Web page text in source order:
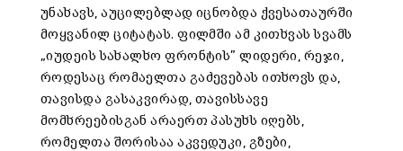
უნახავს, აუცილებლად იცნობდა ქვესათაურში
მოყვანილ ციტატას. ფილმში ამ კითხვას სვამს
„იუდეის სახალხო ფრონტის” ლიდერი, რეჯი,
როდესაც რომაელთა გაძევებას ითხოვს და,
თავისდა გასაკვირად, თავისსავე
მომხრეებისგან არაერთ პასუხს იღებს,
რომელთა შორისაა აკვედუკი, გზები,